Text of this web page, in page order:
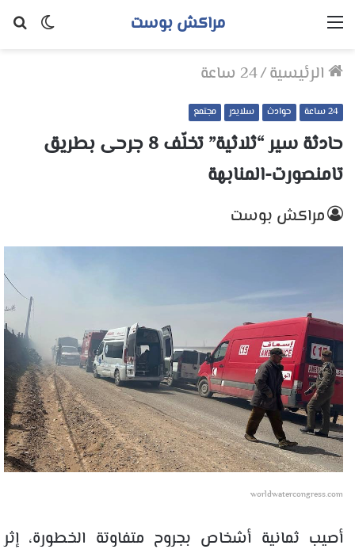
الوضع
مراكش بوست القائمة
الرئيسية/24 ساعة
24 ساعة حوادث سلايدر مجتمع
حادثة سير “ثلاثية” تخلّف 8 جرحى بطريق
تامنصورت-المنابهة
مراكش بوست
worldwatercongress.com
أصيب ثمانية أشخاص بجروح متفاوتة الخطورة، إثر